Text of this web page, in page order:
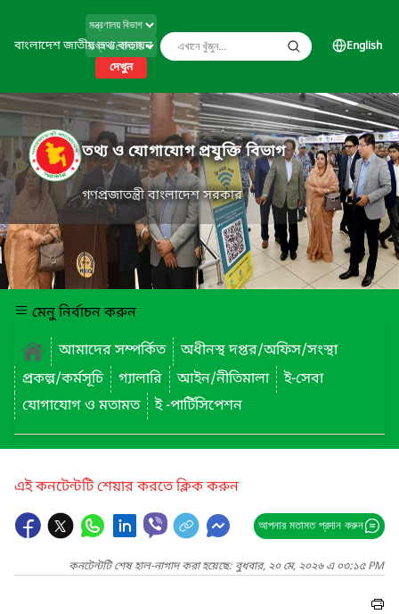
বাংলাদেশ জাতীয় তথ্য বাতায়ন
দেখুন
English
তথ্য ও যোগাযোগ প্রযুক্তি বিভাগ
গণপ্রজাতন্ত্রী বাংলাদেশ সরকার
মেনু নির্বাচন করুন
আমাদের সম্পর্কিত
অধীনস্থ দপ্তর/অফিস/সংস্থা
প্রকল্প/কর্মসূচি
গ্যালারি আইন/নীতিমালা
ই-সেবা
যোগাযোগ ও মতামত
ই -পার্টিসিপেশন
এই কনটেন্টটি শেয়ার করতে ক্লিক করুন
আপনার মতামত প্রদান করুন
কনটেন্টটি শেষ হাল-নাগাদ করা হয়েছে: বুধবার, ২০ মে, ২০২৬ এ ০৩:১৫ PM